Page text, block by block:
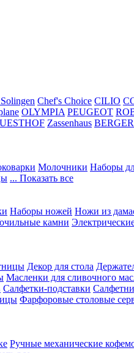
Chef's Choice CILIO
OLYMPIA PEUGEOT
Zassenhaus
Молочники Наборы
... Показать все
Наборы ножей Ножи из
камни
Декор для стола
Масленки для сливочного
Салфетки-подставки
Фарфоровые столовые
Ручные механические